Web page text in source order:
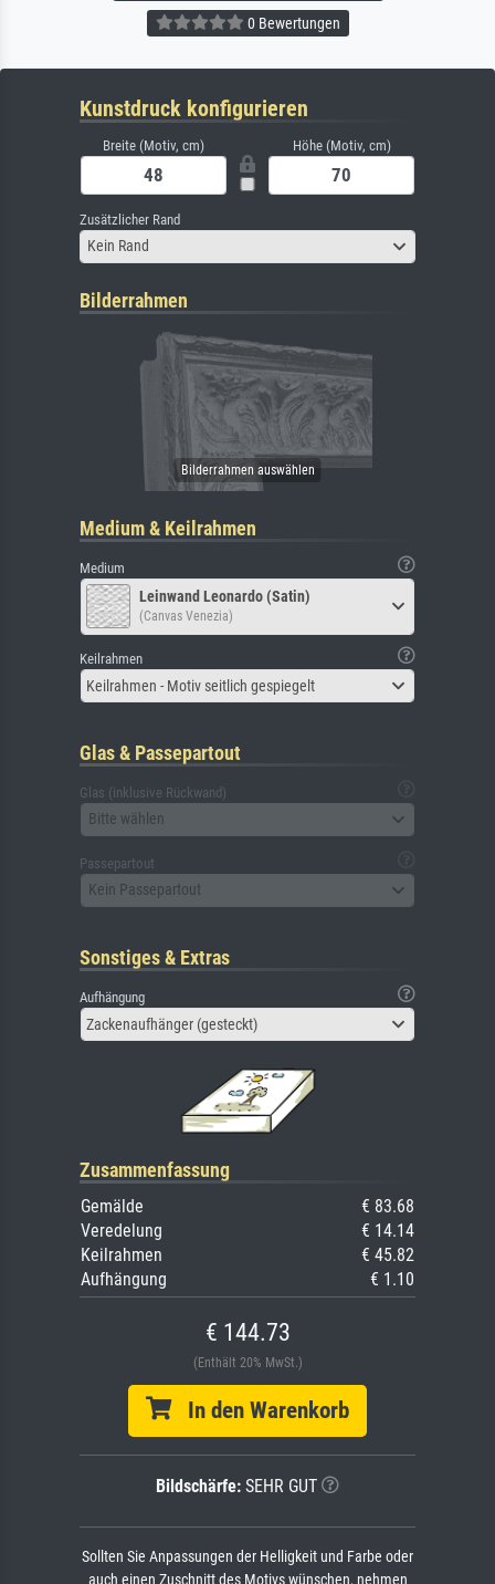
0 Bewertungen
Kunstdruck konfigurieren
Breite (Motiv, cm) Höhe (Motiv, cm)
Zusätzlicher Rand
Kein Rand
Bilderrahmen
Medium & Keilrahmen
Medium
Leinwand Leonardo (Satin)
(Canvas Venezia)
Keilrahmen
Keilrahmen - Motiv seitlich gespiegelt
Glas & Passepartout
Glas (inklusive Rückwand)
Bitte wählen
Passepartout
Kein Passepartout
Sonstiges & Extras
Aufhängung
Zackenaufhänger (gesteckt)
Zusammenfassung
Gemälde
€ 83.68
Veredelung
€ 14.14
Keilrahmen
€ 45.82
Aufhängung
€ 1.10
€ 144.73
(Enthält 20% MwSt.)
In den Warenkorb
Bildschärfe: SEHR GUT
Sollten Sie Anpassungen der Helligkeit und Farbe oder
auch einen Zuschnitt des Motivs wünschen, nehmen